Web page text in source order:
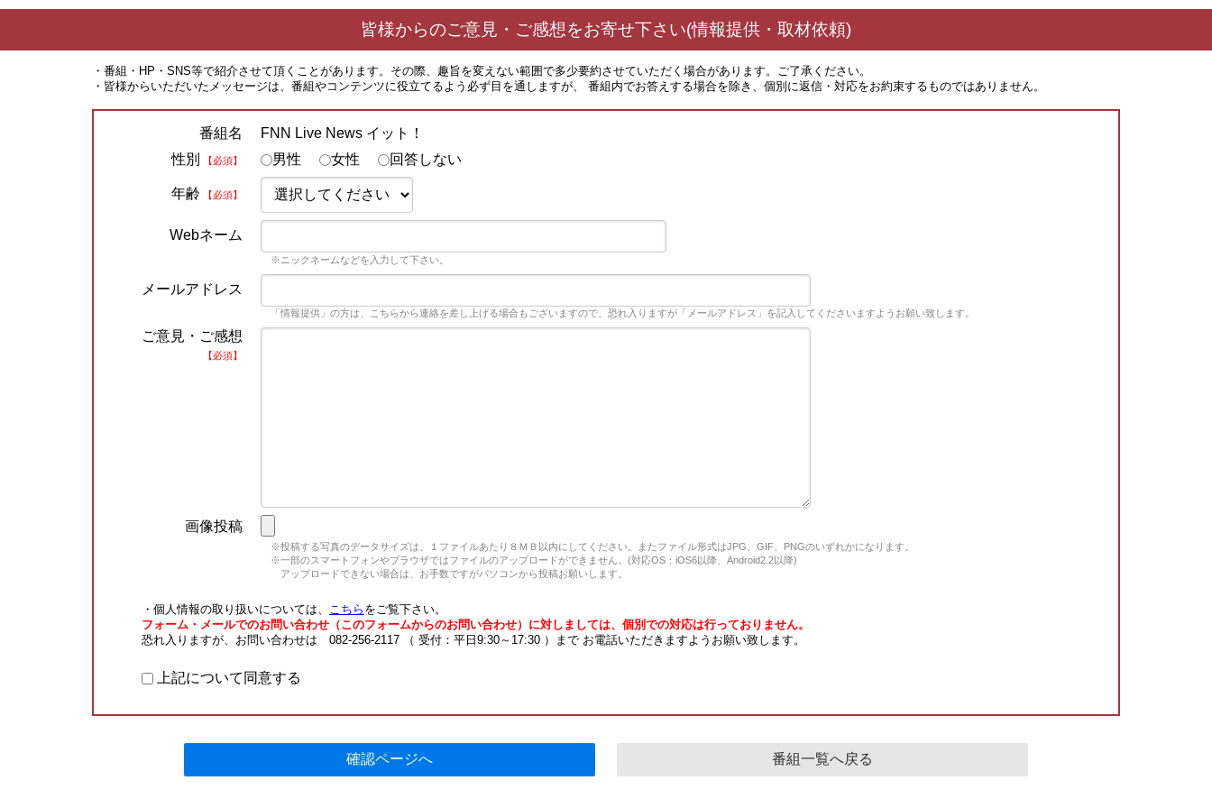
皆様からのご意見・ご感想をお寄せ下さい(情報提供・取材依頼)
・番組・HP・SNS等で紹介させて頂くことがあります。その際、趣旨を変えない範囲で多少要約させていただく場合があります。ご了承ください。
・皆様からいただいたメッセージは、番組やコンテンツに役立てるよう必ず目を通しますが、 番組内でお答えする場合を除き、個別に返信・対応をお約束するものではありません。
番組名
FNN Live News イット！
性別
【必須】 男性 女性 回答しない
年齢 【必須】
Webネーム
※ニックネームなどを入力して下さい。
メールアドレス
「情報提供」の方は、こちらから連絡を差し上げる場合もございますので、恐れ入りますが「メールアドレス」を記入してくださいますようお願い致します。
ご意見・ご感想
【必須】
画像投稿
※投稿する写真のデータサイズは、１ファイルあたり８ＭＢ以内にしてください。またファイル形式はJPG、GIF、PNGのいずれかになります。
※一部のスマートフォンやブラウザではファイルのアップロードができません。(対応OS：iOS6以降、Android2.2以降)
アップロードできない場合は、お手数ですがパソコンから投稿お願いします。
・個人情報の取り扱いについては、 こちら をご覧下さい。
フォーム・メールでのお問い合わせ（このフォームからのお問い合わせ）に対しましては、個別での対応は行っておりません。
恐れ入りますが、お問い合わせは 082-256-2117 （ 受付：平日9:30～17:30 ）まで お電話いただきますようお願い致します。
上記について同意する
確認ページへ 番組一覧へ戻る